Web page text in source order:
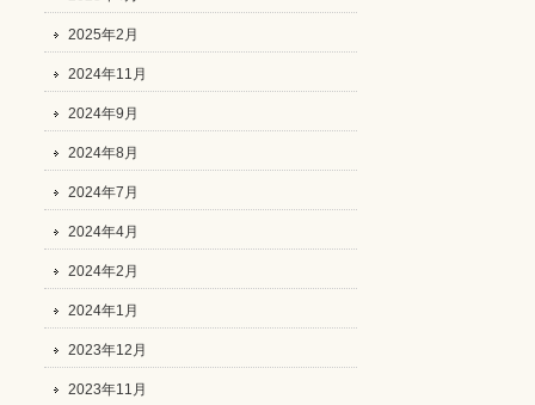
2025年2月
2024年11月
2024年9月
2024年8月
2024年7月
2024年4月
2024年2月
2024年1月
2023年12月
2023年11月